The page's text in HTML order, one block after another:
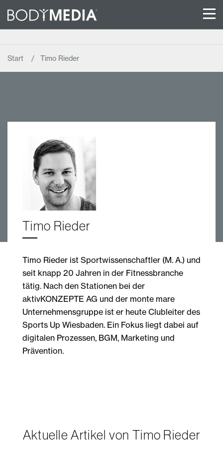
Start Timo Rieder
Timo Rieder
Timo Rieder ist Sportwissenschaftler (M. A.) und
seit knapp 20 Jahren in der Fitnessbranche
tätig. Nach den Stationen bei der
aktivKONZEPTE­­ AG und der monte mare
Unternehmens­­gruppe ist er heute Clubleiter des
Sports Up Wiesbaden. Ein Fokus liegt dabei auf
digitalen Prozessen, BGM, Marketing und
Prävention.
Aktuelle Artikel von Timo Rieder